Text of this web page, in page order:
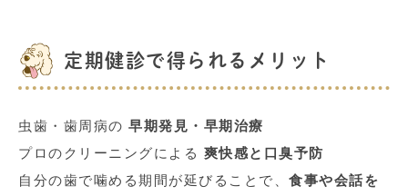
定期健診で得られるメリット
虫歯・歯周病の 早期発見・早期治療
プロのクリーニングによる 爽快感と口臭予防
自分の歯で噛める期間が延びることで、 食事や会話を